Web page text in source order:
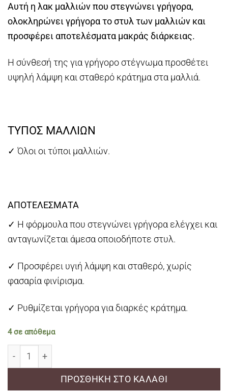
Αυτή η λακ μαλλιών που στεγνώνει γρήγορα,
ολοκληρώνει γρήγορα το στυλ των μαλλιών και
προσφέρει αποτελέσματα μακράς διάρκειας.
Η σύνθεσή της για γρήγορο στέγνωμα προσθέτει
υψηλή λάμψη και σταθερό κράτημα στα μαλλιά.
ΤΥΠΟΣ ΜΑΛΛΙΩΝ
✓ Όλοι οι τύποι μαλλιών.
ΑΠΟΤΕΛΕΣΜΑΤΑ
✓ Η φόρμουλα που στεγνώνει γρήγορα ελέγχει και
ανταγωνίζεται άμεσα οποιοδήποτε στυλ.
✓ Προσφέρει υγιή λάμψη και σταθερό, χωρίς
φασαρία φινίρισμα.
✓ Ρυθμίζεται γρήγορα για διαρκές κράτημα.
4 σε απόθεμα
ΠΡΟΣΘΉΚΗ ΣΤΟ ΚΑΛΆΘΙ